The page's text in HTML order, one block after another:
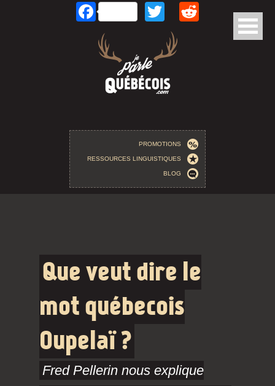
Aller au contenu principalFacebookTwitterReddit
PROMOTIONS
RESSOURCES LINGUISTIQUES
BLOG
Que veut dire le
mot québecois
Oupelaï ?
Fred Pellerin nous explique